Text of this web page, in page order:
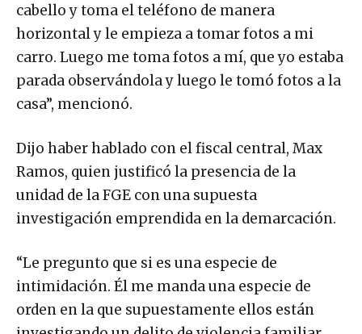
cabello y toma el teléfono de manera
horizontal y le empieza a tomar fotos a mi
carro. Luego me toma fotos a mí, que yo estaba
parada observándola y luego le tomó fotos a la
casa”, mencionó.
Dijo haber hablado con el fiscal central, Max
Ramos, quien justificó la presencia de la
unidad de la FGE con una supuesta
investigación emprendida en la demarcación.
“Le pregunto que si es una especie de
intimidación. Él me manda una especie de
orden en la que supuestamente ellos están